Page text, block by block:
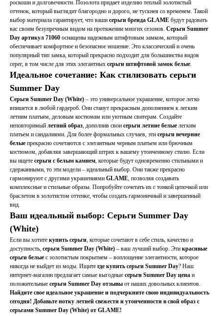
роскоши и долговечности. Позолота придает изделию теплый золотистый
оттенок, который выглядит благородно и дорого, не тускнея со временем. Такой
выбор материала гарантирует, что ваши серьги бренда GLAME будут радовать
вас своим безупречным видом на протяжении многих сезонов. Серьги Summer
Day артикул 71060 оснащены надежным штифтовым замком, который
обеспечивает комфортное и безопасное ношение. Это классический и очень
популярный тип замка, который прекрасно подходит для большинства видов
серег, в том числе для этих элегантных серьги штифтовой замок белые.
Идеальное сочетание: Как стилизовать серьги
Summer Day
Серьги Summer Day (White) – это универсальное украшение, которое легко
впишется в любой гардероб. Они станут прекрасным дополнением к легким
летним платьям, деловым костюмам или уютным свитерам. Создайте
неповторимый летний образ, дополнив свои серьги летние белые легким
платьем и сандалиями. Для более формальных случаев, эти серьги вечерние
белые прекрасно сочетаются с элегантным черным платьем или брючным
костюмом, добавляя завершающий штрих к вашему утонченному стилю. Если
вы ищете серьги с белым камнем, которые будут одновременно стильными и
сдержанными, то эти модели – идеальный выбор. Они также прекрасно
гармонируют с другими украшениями GLAME, позволяя создавать
комплексные и стильные образы. Попробуйте сочетать их с тонкой цепочкой или
браслетом в золотистом оттенке, чтобы создать гармоничный и завершенный
вид.
Ваш идеальный выбор: Серьги Summer Day
(White)
Если вы хотите купить серьги, которые сочетают в себе стиль, качество и
доступность, серьги Summer Day (White) – ваш лучший выбор. Эти красивые
серьги белые с золотистым покрытием – воплощение элегантности, которое
никогда не выйдет из моды. Ищите где купить серьги Summer Day? Наш
интернет-магазин предлагает самые выгодные серьги Summer Day цена и
положительные серьги Summer Day отзывы от наших довольных клиентов.
Найдите свое идеальное украшение и подчеркните свою индивидуальность
сегодня! Добавьте нотку летней свежести и утонченности в свой образ с
серьгами Summer Day (White) от GLAME!